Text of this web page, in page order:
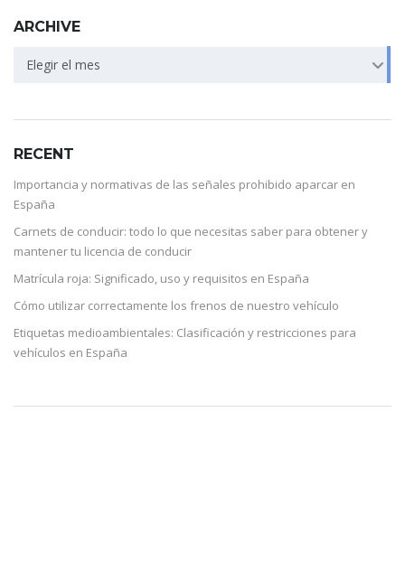
ARCHIVE
Elegir el mes
RECENT
Importancia y normativas de las señales prohibido aparcar en
España
Carnets de conducir: todo lo que necesitas saber para obtener y
mantener tu licencia de conducir
Matrícula roja: Significado, uso y requisitos en España
Cómo utilizar correctamente los frenos de nuestro vehículo
Etiquetas medioambientales: Clasificación y restricciones para
vehículos en España